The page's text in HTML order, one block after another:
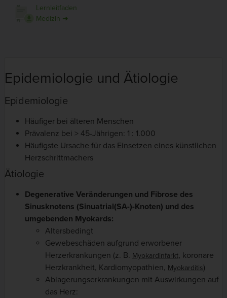
Lernleitfaden
Medizin ➜
Epidemiologie und Ätiologie
Epidemiologie
Häufiger bei älteren Menschen
Prävalenz bei > 45-Jährigen: 1 : 1.000
Häufigste Ursache für das Einsetzen eines künstlichen
Herzschrittmachers
Ätiologie
Degenerative Veränderungen und Fibrose des
Sinusknotens (Sinuatrial(SA-)-Knoten) und des
umgebenden Myokards:
Altersbedingt
Gewebeschäden aufgrund erworbener
Herzerkrankungen (z. B. Myokardinfarkt, koronare
Herzkrankheit, Kardiomyopathien, Myokarditis)
Ablagerungserkrankungen mit Auswirkungen auf
das Herz: